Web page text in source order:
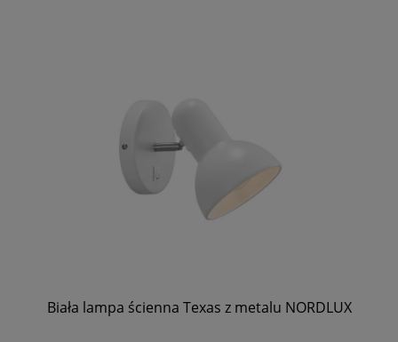
Biała lampa ścienna Texas z metalu NORDLUX